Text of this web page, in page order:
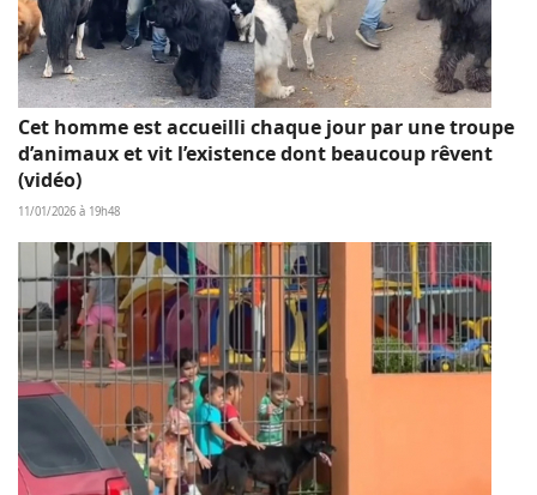
Cet homme est accueilli chaque jour par une troupe
d’animaux et vit l’existence dont beaucoup rêvent
(vidéo)
11/01/2026 à 19h48